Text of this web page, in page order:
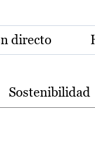
directo
Sostenibilidad